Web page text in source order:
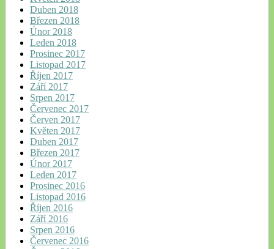
Duben 2018
Březen 2018
Únor 2018
Leden 2018
Prosinec 2017
Listopad 2017
Říjen 2017
Září 2017
Srpen 2017
Červenec 2017
Červen 2017
Květen 2017
Duben 2017
Březen 2017
Únor 2017
Leden 2017
Prosinec 2016
Listopad 2016
Říjen 2016
Září 2016
Srpen 2016
Červenec 2016